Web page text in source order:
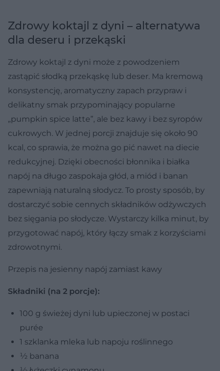
Zdrowy koktajl z dyni – alternatywa
dla deseru i przekąski
Zdrowy koktajl z dyni może z powodzeniem
zastąpić słodką przekąskę lub deser. Ma kremową
konsystencję, aromatyczny zapach przypraw i
delikatny smak przypominający popularne
„pumpkin spice latte”, ale bez kawy i bez syropów
cukrowych. W jednej porcji znajduje się około 90
kcal, co sprawia, że można go pić nawet na diecie
redukcyjnej. Dzięki obecności błonnika i białka
napój na długo zaspokaja głód, a miód i banan
zapewniają naturalną słodycz. To prosty sposób, by
dostarczyć sobie cennych składników odżywczych
bez sięgania po słodycze. Wystarczy kilka minut, by
przygotować napój, który łączy smak z korzyściami
zdrowotnymi.
Przepis na jesienny napój zamiast kawy
Składniki (na 2 porcje):
100 g świeżej dyni lub upieczonej w postaci
purée
1 szklanka mleka lub napoju roślinnego
½ banana